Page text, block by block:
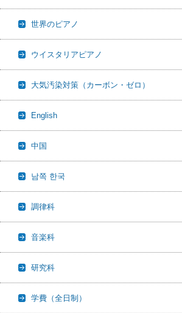
世界のピアノ
ウイスタリアピアノ
大気汚染対策（カーボン・ゼロ）
English
中国
남쪽 한국
調律科
音楽科
研究科
学費（全日制）